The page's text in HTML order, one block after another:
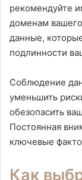
рекомендуйте
доменам
данные,
подлинности
Соблюдение
уменьшить
обезопасить
Постоянная
ключевые
Как